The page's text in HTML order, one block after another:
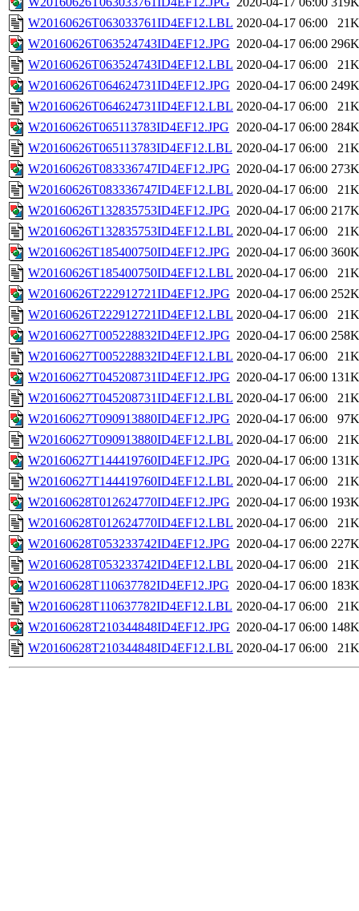
W20160626T063033761ID4EF12.LBL 2020-04-17 06:00
21K
W20160626T063524743ID4EF12.JPG 2020-04-17 06:00 296K
W20160626T063524743ID4EF12.LBL 2020-04-17 06:00
21K
W20160626T064624731ID4EF12.JPG 2020-04-17 06:00 249K
W20160626T064624731ID4EF12.LBL 2020-04-17 06:00
21K
W20160626T065113783ID4EF12.JPG 2020-04-17 06:00 284K
W20160626T065113783ID4EF12.LBL 2020-04-17 06:00
21K
W20160626T083336747ID4EF12.JPG 2020-04-17 06:00 273K
W20160626T083336747ID4EF12.LBL 2020-04-17 06:00
21K
W20160626T132835753ID4EF12.JPG 2020-04-17 06:00 217K
W20160626T132835753ID4EF12.LBL 2020-04-17 06:00
21K
W20160626T185400750ID4EF12.JPG 2020-04-17 06:00 360K
W20160626T185400750ID4EF12.LBL 2020-04-17 06:00
21K
W20160626T222912721ID4EF12.JPG 2020-04-17 06:00 252K
W20160626T222912721ID4EF12.LBL 2020-04-17 06:00
21K
W20160627T005228832ID4EF12.JPG 2020-04-17 06:00 258K
W20160627T005228832ID4EF12.LBL 2020-04-17 06:00
21K
W20160627T045208731ID4EF12.JPG 2020-04-17 06:00 131K
W20160627T045208731ID4EF12.LBL 2020-04-17 06:00
21K
W20160627T090913880ID4EF12.JPG 2020-04-17 06:00
97K
W20160627T090913880ID4EF12.LBL 2020-04-17 06:00
21K
W20160627T144419760ID4EF12.JPG 2020-04-17 06:00 131K
W20160627T144419760ID4EF12.LBL 2020-04-17 06:00
21K
W20160628T012624770ID4EF12.JPG 2020-04-17 06:00 193K
W20160628T012624770ID4EF12.LBL 2020-04-17 06:00
21K
W20160628T053233742ID4EF12.JPG 2020-04-17 06:00 227K
W20160628T053233742ID4EF12.LBL 2020-04-17 06:00
21K
W20160628T110637782ID4EF12.JPG 2020-04-17 06:00 183K
W20160628T110637782ID4EF12.LBL 2020-04-17 06:00
21K
W20160628T210344848ID4EF12.JPG 2020-04-17 06:00 148K
W20160628T210344848ID4EF12.LBL 2020-04-17 06:00 21K